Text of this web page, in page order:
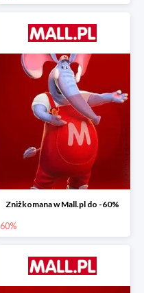
Zniżkomana w Mall.pl do -60%
60%